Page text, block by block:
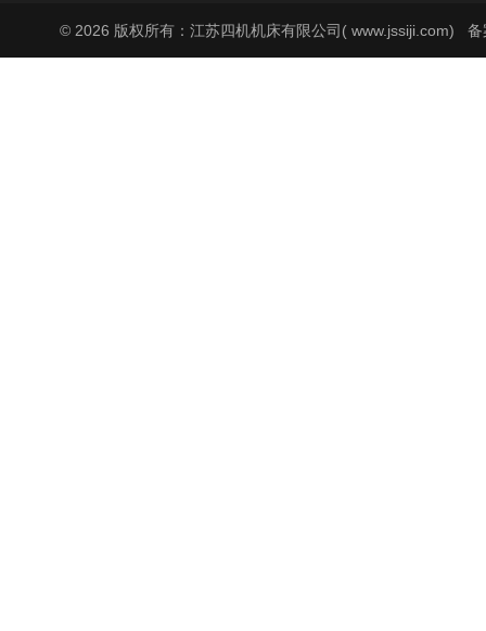
© 2026 版权所有：江苏四机机床有限公司( www.jssiji.com) 备